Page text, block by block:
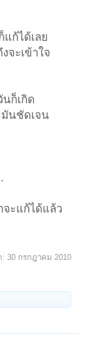
แก้ได้เลย
จะเข้าใจ
ก็เกิด
มันชัดเจน
ะแก้ได้แล้ว
: 30 กรกฎาคม 2010